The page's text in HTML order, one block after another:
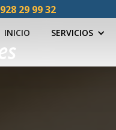
INICIO SERVICIOS
928 29 99 32